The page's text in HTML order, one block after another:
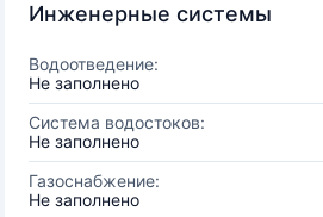
Инженерные системы
Водоотведение:
Не заполнено
Система водостоков:
Не заполнено
Газоснабжение:
Не заполнено